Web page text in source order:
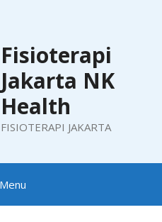
Fisioterapi
Jakarta NK
Health
FISIOTERAPI JAKARTA
Menu